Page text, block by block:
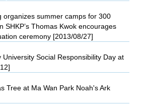
organizes summer camps for 300
SHKP’s Thomas Kwok encourages
ceremony [2013/08/27]
Social Responsibility Day at
Tree at Ma Wan Park Noah's Ark